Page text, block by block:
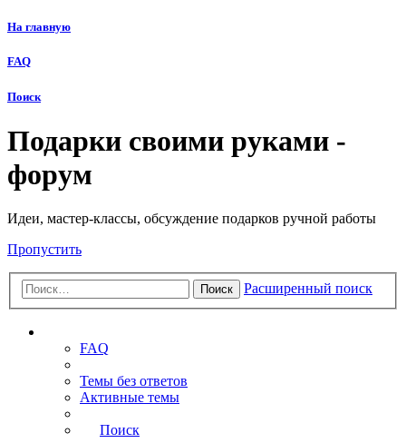
На главную
FAQ
Поиск
Подарки своими руками -
форум
Идеи, мастер-классы, обсуждение подарков ручной работы
Пропустить
Поиск Расширенный поиск
FAQ
Темы без ответов
Активные темы
Поиск